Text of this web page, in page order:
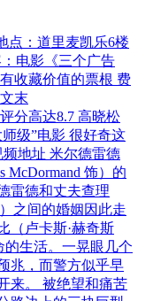
点：道里麦凯乐6楼
电影《三个广告
收藏价值的票根 费
末
分高达8.7 高晓松
级”电影 很好奇这
地址 米尔德雷德
McDormand 饰）的
雷德和丈夫查理
）之间的婚姻因此走
（卢卡斯·赫奇斯
的生活。一晃眼几个
兆，而警方似乎早
来。 被绝望和痛苦